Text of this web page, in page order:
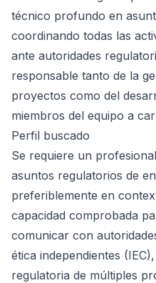
técnico profundo en
coordinando todas las
ante autoridades
responsable tanto de la
proyectos como del
miembros del equipo a
Perfil buscado
Se requiere un
asuntos regulatorios de
preferiblemente en
capacidad comprobada
comunicar con
ética independientes
regulatoria de múltiples